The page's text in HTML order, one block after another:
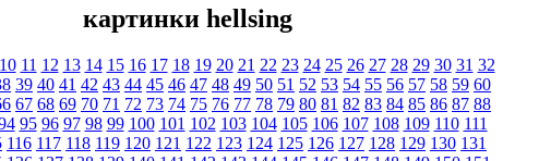
картинки hellsing
10 11 12 13 14 15 16 17 18 19 20 21 22 23 24 25 26 27 28 29 30 31 32
39 40 41 42 43 44 45 46 47 48 49 50 51 52 53 54 55 56 57 58 59 60
67 68 69 70 71 72 73 74 75 76 77 78 79 80 81 82 83 84 85 86 87 88
95 96 97 98 99 100 101 102 103 104 105 106 107 108 109 110 111
116 117 118 119 120 121 122 123 124 125 126 127 128 129 130 131